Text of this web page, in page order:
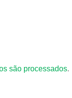
são processados.